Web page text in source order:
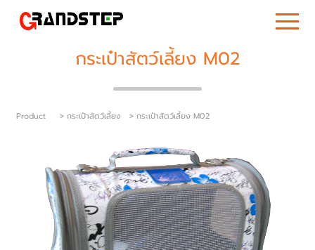
กระเป๋าสัตว์เลี้ยง M02
Product > กระเป๋าสัตว์เลี้ยง > กระเป๋าสัตว์เลี้ยง M02